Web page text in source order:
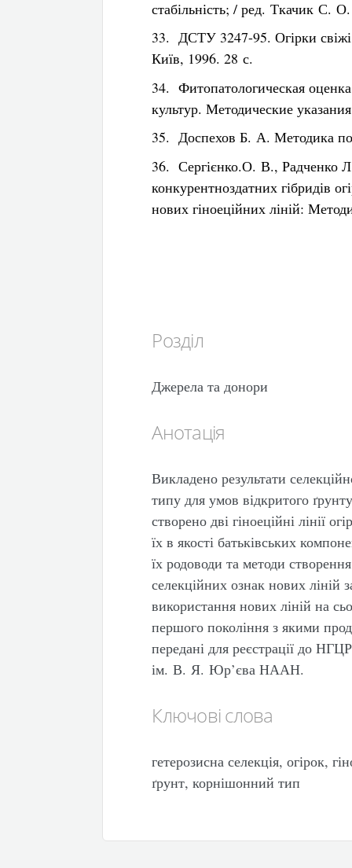
стабільність; / ред. Ткачик С.
33. ДСТУ 3247-95. Огірки
Київ, 1996. 28 с.
34. Фитопатологическая
культур. Методические
35. Доспехов Б. А. Методика
36. Сергієнко.О. В., Радченко
конкурентноздатних гібридів
нових гіноеційних ліній:
Розділ
Джерела та донори
Анотація
Викладено результати
типу для умов відкритого
створено дві гіноеційні лінії
їх в якості батьківських
їх родоводи та методи
селекційних ознак нових ліній
використання нових ліній на
першого покоління з якими
передані для реєстрації до
ім. В. Я. Юр’єва НААН.
Ключові слова
гетерозисна селекція, огірок,
ґрунт, корнішонний тип